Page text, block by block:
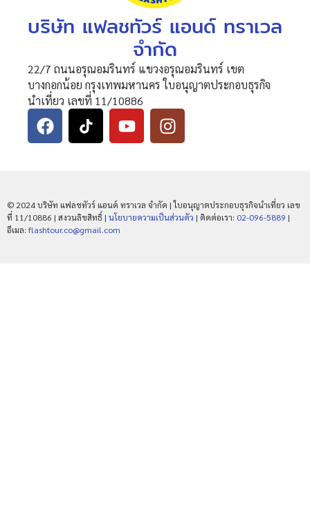
บริษัท แฟลชทัวร์ แอนด์ ทราเวล
จำกัด
22/7 ถนนอรุณอมรินทร์ แขวงอรุณอมรินทร์ เขต
บางกอกน้อย กรุงเทพมหานคร ใบอนุญาตประกอบธุรกิจ
นำเที่ยว เลขที่ 11/10886
© 2024 บริษัท แฟลชทัวร์ แอนด์ ทราเวล จำกัด | ใบอนุญาตประกอบธุรกิจนำเที่ยว เลข
ที่ 11/10886 | สงวนลิขสิทธิ์ | นโยบายความเป็นส่วนตัว | ติดต่อเรา: 02-096-5889 |
อีเมล: flashtour.co@gmail.com